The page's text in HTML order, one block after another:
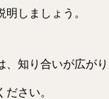
しましょう。
知り合いが広が
さい。